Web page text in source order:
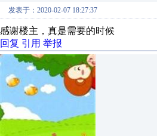
发表于：2020-02-07 18:27:37
感谢楼主，真是需要的时候
回复 引用 举报